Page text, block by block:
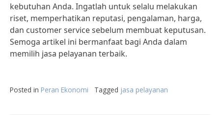
kebutuhan Anda. Ingatlah untuk selalu melakukan
riset, memperhatikan reputasi, pengalaman, harga,
dan customer service sebelum membuat keputusan.
Semoga artikel ini bermanfaat bagi Anda dalam
memilih jasa pelayanan terbaik.
Posted in Peran Ekonomi Tagged jasa pelayanan